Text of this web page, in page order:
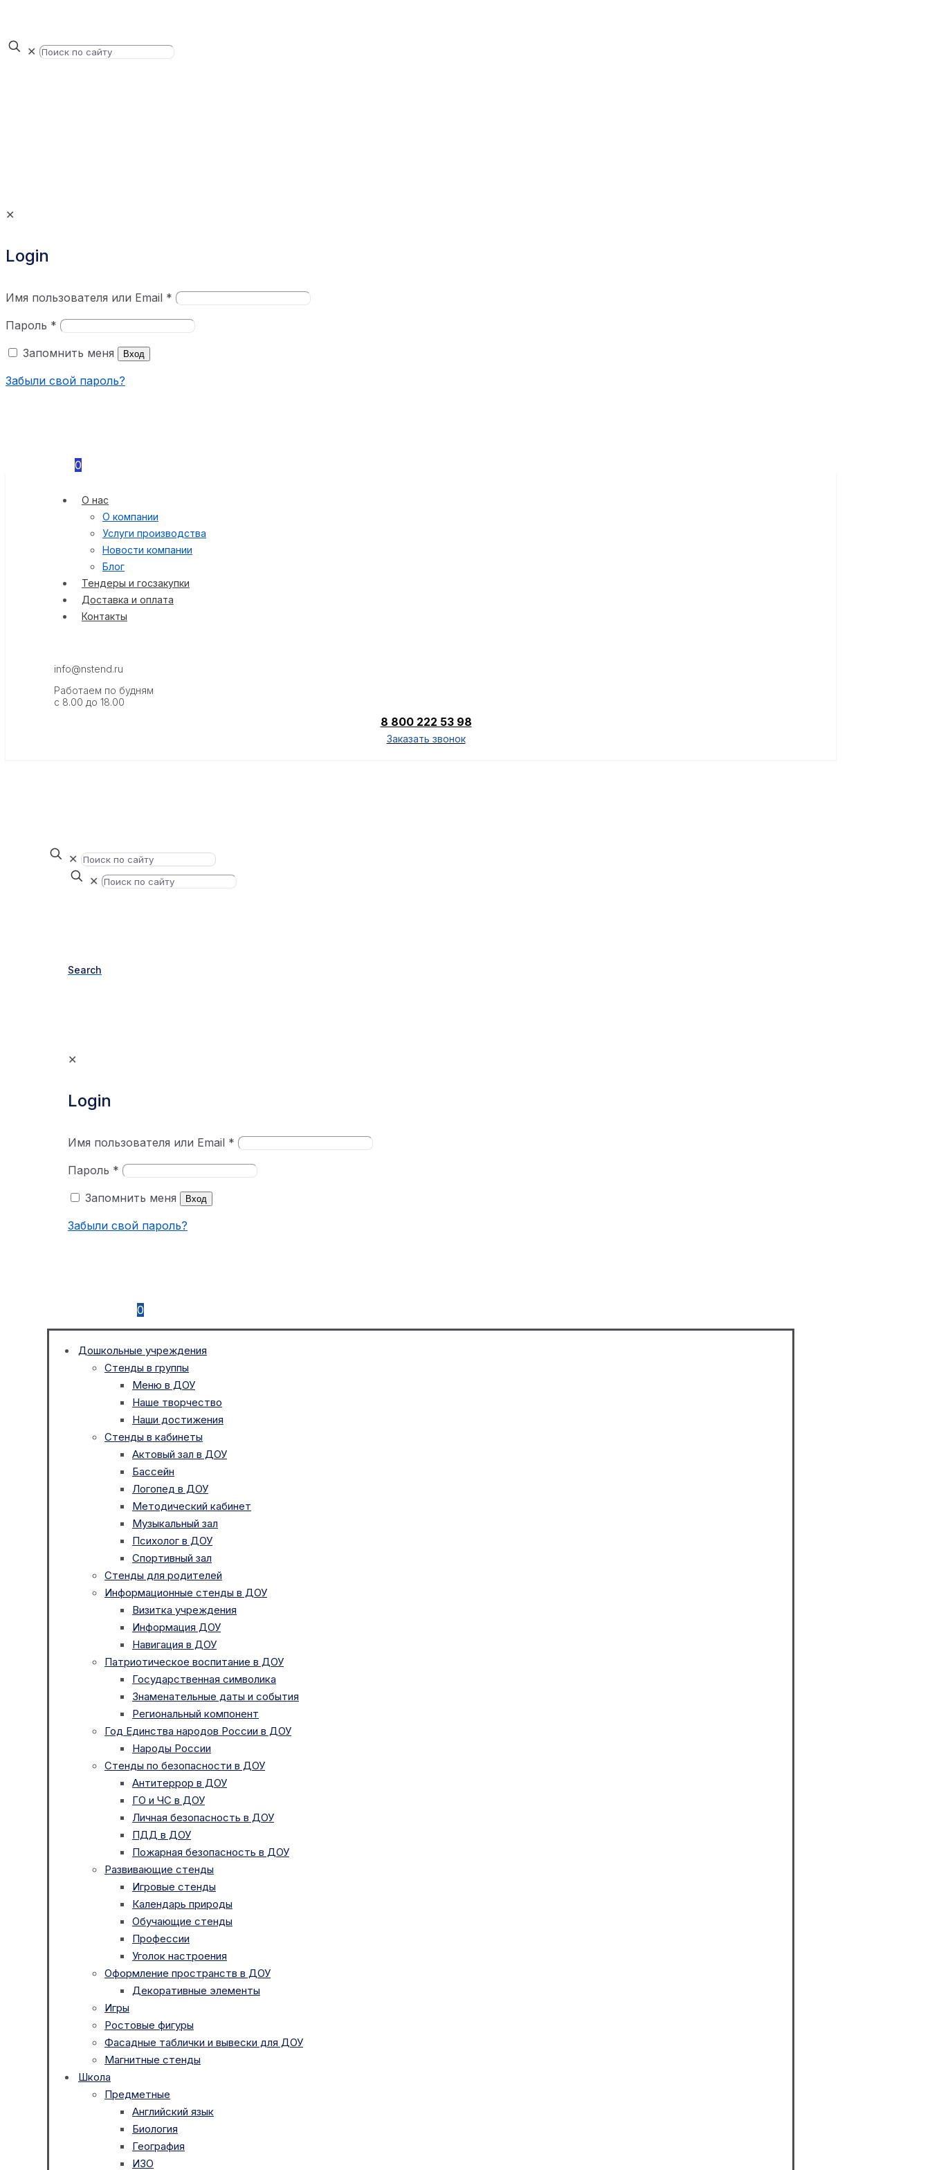
✕
✕
Login
Имя пользователя или Email *
Пароль *
Запомнить меня
Вход
Забыли свой пароль?
0
О нас
О компании
Услуги производства
Новости компании
Блог
Тендеры и госзакупки
Доставка и оплата
Контакты
info@nstend.ru
Работаем по будням
с 8.00 до 18.00
8 800 222 53 98
Заказать звонок
✕
✕
Search
✕
Login
Имя пользователя или Email *
Пароль *
Запомнить меня
Вход
Забыли свой пароль?
0
Дошкольные учреждения
Стенды в группы
Меню в ДОУ
Наше творчество
Наши достижения
Стенды в кабинеты
Актовый зал в ДОУ
Бассейн
Логопед в ДОУ
Методический кабинет
Музыкальный зал
Психолог в ДОУ
Спортивный зал
Стенды для родителей
Информационные стенды в ДОУ
Визитка учреждения
Информация ДОУ
Навигация в ДОУ
Патриотическое воспитание в ДОУ
Государственная символика
Знаменательные даты и события
Региональный компонент
Год Единства народов России в ДОУ
Народы России
Стенды по безопасности в ДОУ
Антитеррор в ДОУ
ГО и ЧС в ДОУ
Личная безопасность в ДОУ
ПДД в ДОУ
Пожарная безопасность в ДОУ
Развивающие стенды
Игровые стенды
Календарь природы
Обучающие стенды
Профессии
Уголок настроения
Оформление пространств в ДОУ
Декоративные элементы
Игры
Ростовые фигуры
Фасадные таблички и вывески для ДОУ
Магнитные стенды
Школа
Предметные
Английский язык
Биология
География
ИЗО